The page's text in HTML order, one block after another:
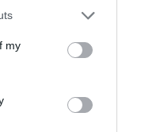
one or more Google
You may click to
third-party tags to
in below Google
my